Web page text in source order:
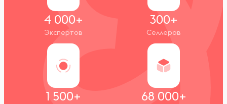
4 000+
Экспертов
300+
Селлеров
1 500+ 68 000+